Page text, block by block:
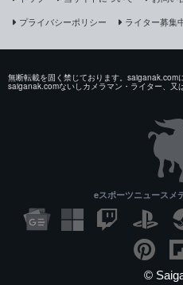
プライバシーポリシー
ライター募集
無断転載を固く禁じております。saiganak.com
saiganak.comないしカメラマン・ライター、又
eスポーツニュースメ
©